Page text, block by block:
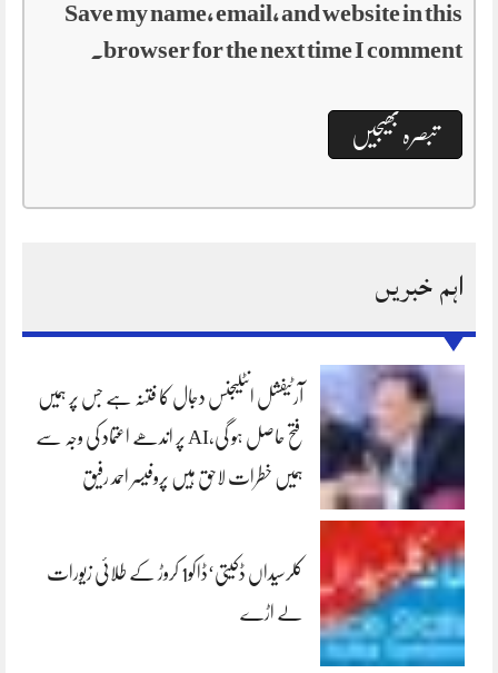
Save my name, email, and website in this
browser for the next time I comment.
اہم خبریں
آرٹیفشل انٹلیجنس دجال کا فتنہ ہے جس پر ہمیں
فتح حاصل ہو گی،AI پر اندھے اعتماد کی وجہ سے
ہمیں خطرات لاحق ہیں پروفیسر احمد رفیق
کلرسیداں ڈکیتی‘ڈاکو1 کروڑ کے طلائی زیورات
لے اڑے